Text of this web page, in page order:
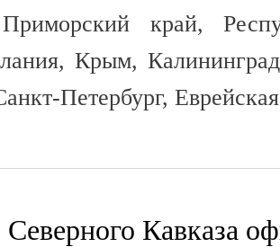
край,
Крым,
Петербург,
Кавказа